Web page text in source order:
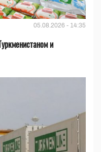
05.08.2026 - 14:35
и